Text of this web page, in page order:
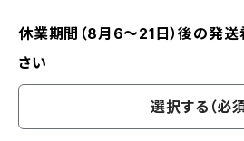
休業期間（8月6〜21日）後の発
さい
選択する（必須